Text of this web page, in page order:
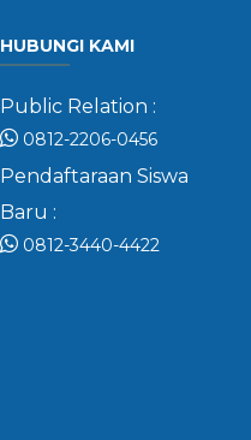
HUBUNGI KAMI
Public Relation :
0812-2206-0456
Pendaftaraan Siswa
Baru :
0812-3440-4422